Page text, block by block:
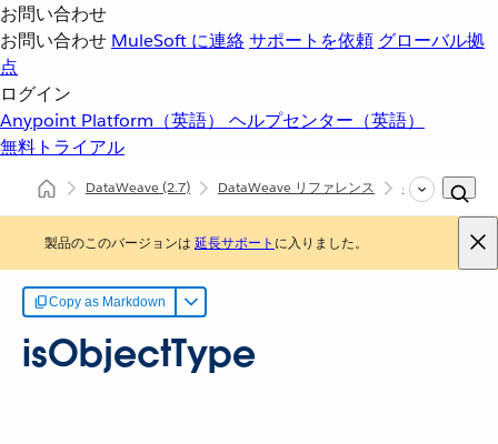
お問い合わせ
お問い合わせ MuleSoft に連絡サポートを依頼 グローバル拠
点
ログイン
Anypoint Platform（英語） ヘルプセンター（英語）
無料トライアル
DataWeave(2.7) DataWeave リファレンス dw::util::Tree
製品のこのバージョンは 延長サポート に入りました。
Copy as Markdown
isObjectType